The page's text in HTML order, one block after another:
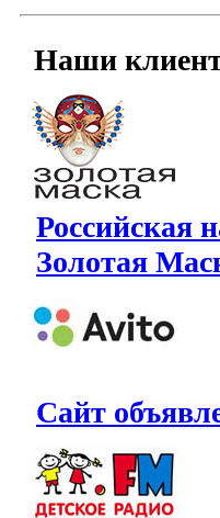
Наши
Российская
Золотая
Сайт